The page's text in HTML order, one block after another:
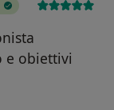
e obiettivi